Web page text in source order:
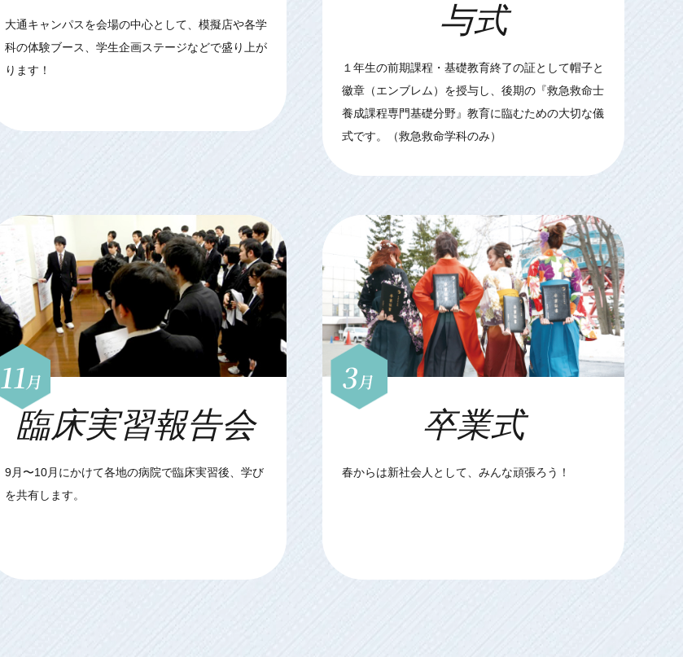
大通キャンパスを会場の中心として、模擬店や各学
科の体験ブース、学生企画ステージなどで盛り上が
ります！
与式
１年生の前期課程・基礎教育終了の証として帽子と
徽章（エンブレム）を授与し、後期の『救急救命士
養成課程専門基礎分野』教育に臨むための大切な儀
式です。（救急救命学科のみ）
11月
臨床実習報告会
9月〜10月にかけて各地の病院で臨床実習後、学び
を共有します。
3月
卒業式
春からは新社会人として、みんな頑張ろう！